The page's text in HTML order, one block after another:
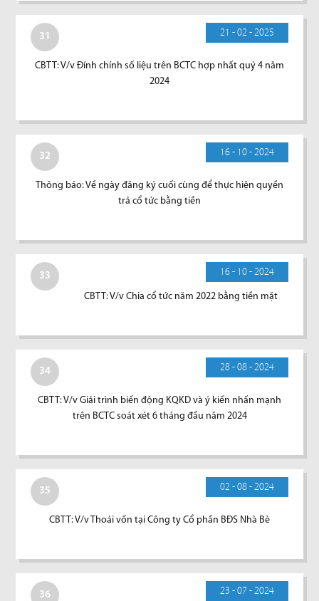
31 21 - 02 - 2025
CBTT: V/v Đính chính số liệu trên BCTC hợp nhất quý 4 năm
2024
32 16 - 10 - 2024
Thông báo: Về ngày đăng ký cuối cùng để thực hiện quyền
trả cổ tức bằng tiền
33 16 - 10 - 2024
CBTT: V/v Chia cổ tức năm 2022 bằng tiền mặt
34 28 - 08 - 2024
CBTT: V/v Giải trình biến động KQKD và ý kiến nhấn mạnh
trên BCTC soát xét 6 tháng đầu năm 2024
35 02 - 08 - 2024
CBTT: V/v Thoái vốn tại Công ty Cổ phần BĐS Nhà Bè
36 23 - 07 - 2024